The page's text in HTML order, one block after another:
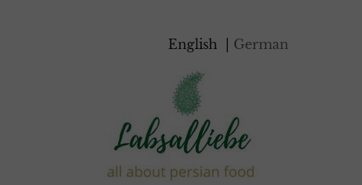
English German